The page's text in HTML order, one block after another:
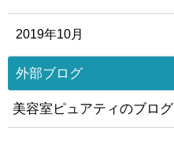
2019年10月
外部ブログ
美容室ピュアティのブログ